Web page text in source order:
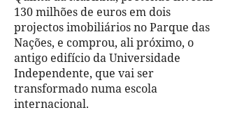
130 milhões de euros em dois
projectos imobiliários no Parque das
Nações, e comprou, ali próximo, o
antigo edifício da Universidade
Independente, que vai ser
transformado numa escola
internacional.